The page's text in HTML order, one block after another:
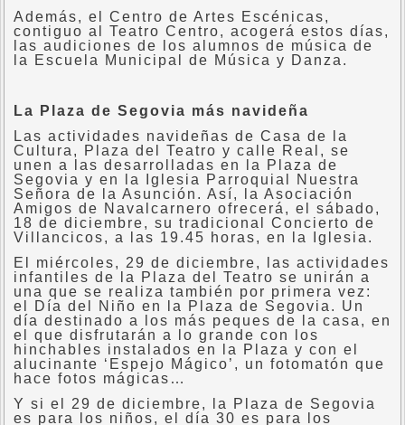
Además, el Centro de Artes Escénicas,
contiguo al Teatro Centro, acogerá estos días,
las audiciones de los alumnos de música de
la Escuela Municipal de Música y Danza.
La Plaza de Segovia más navideña
Las actividades navideñas de Casa de la
Cultura, Plaza del Teatro y calle Real, se
unen a las desarrolladas en la Plaza de
Segovia y en la Iglesia Parroquial Nuestra
Señora de la Asunción. Así, la Asociación
Amigos de Navalcarnero ofrecerá, el sábado,
18 de diciembre, su tradicional Concierto de
Villancicos, a las 19.45 horas, en la Iglesia.
El miércoles, 29 de diciembre, las actividades
infantiles de la Plaza del Teatro se unirán a
una que se realiza también por primera vez:
el Día del Niño en la Plaza de Segovia. Un
día destinado a los más peques de la casa, en
el que disfrutarán a lo grande con los
hinchables instalados en la Plaza y con el
alucinante ‘Espejo Mágico’, un fotomatón que
hace fotos mágicas…
Y si el 29 de diciembre, la Plaza de Segovia
es para los niños, el día 30 es para los